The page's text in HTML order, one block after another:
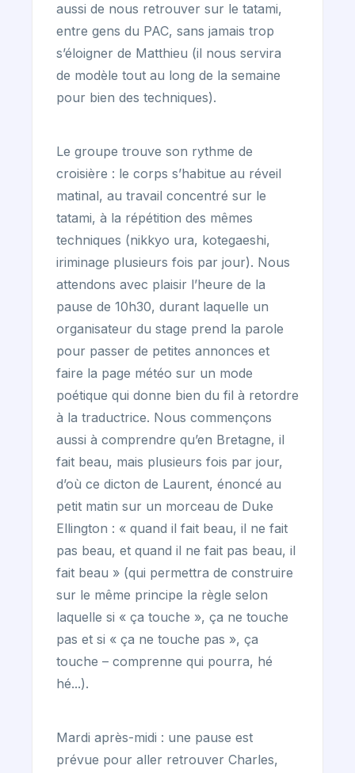
aussi de nous retrouver sur le tatami,
entre gens du PAC, sans jamais trop
s’éloigner de Matthieu (il nous servira
de modèle tout au long de la semaine
pour bien des techniques).
Le groupe trouve son rythme de
croisière : le corps s’habitue au réveil
matinal, au travail concentré sur le
tatami, à la répétition des mêmes
techniques (nikkyo ura, kotegaeshi,
iriminage plusieurs fois par jour). Nous
attendons avec plaisir l’heure de la
pause de 10h30, durant laquelle un
organisateur du stage prend la parole
pour passer de petites annonces et
faire la page météo sur un mode
poétique qui donne bien du fil à retordre
à la traductrice. Nous commençons
aussi à comprendre qu’en Bretagne, il
fait beau, mais plusieurs fois par jour,
d’où ce dicton de Laurent, énoncé au
petit matin sur un morceau de Duke
Ellington : « quand il fait beau, il ne fait
pas beau, et quand il ne fait pas beau, il
fait beau » (qui permettra de construire
sur le même principe la règle selon
laquelle si « ça touche », ça ne touche
pas et si « ça ne touche pas », ça
touche – comprenne qui pourra, hé
hé...).
Mardi après-midi : une pause est
prévue pour aller retrouver Charles,